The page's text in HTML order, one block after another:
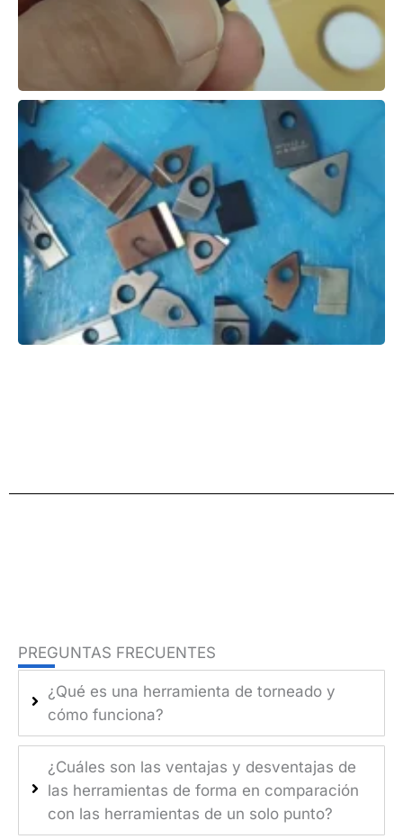
PREGUNTAS FRECUENTES
¿Qué es una herramienta de torneado y
cómo funciona?
¿Cuáles son las ventajas y desventajas de
las herramientas de forma en comparación
con las herramientas de un solo punto?